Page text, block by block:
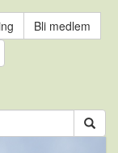
Bli medlem